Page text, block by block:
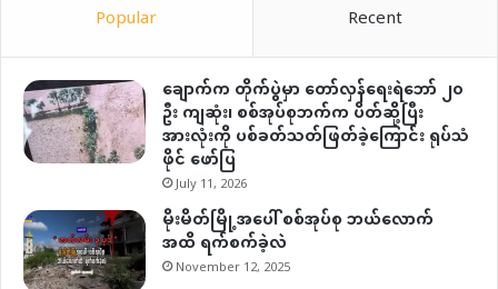
Popular Recent
ချောက်က တိုက်ပွဲမှာ တော်လှန်ရေးရဲဘော် ၂၀
ဦး ကျဆုံး၊ စစ်အုပ်စုဘက်က ပိတ်ဆို့ပြီး
အားလုံးကို ပစ်ခတ်သတ်ဖြတ်ခဲ့ကြောင်း ရုပ်သံ
ဖိုင် ဖော်ပြ
July 11, 2026
မိုးမိတ်မြို့အပေါ် စစ်အုပ်စု ဘယ်လောက်
အထိ ရက်စက်ခဲ့လဲ
November 12, 2025